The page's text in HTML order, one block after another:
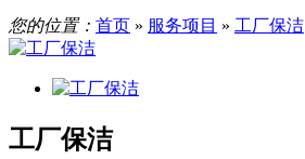
您的位置： 首页 » 服务项目 » 工厂保洁
工厂保洁